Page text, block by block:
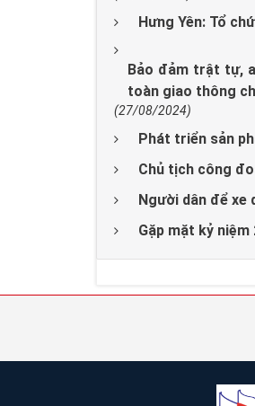
Hưng Yên: Tổ
Bảo đảm trật tự,
toàn giao thông
(27/08/2024)
Phát triển sản
Chủ tịch công
Người dân để
Gặp mặt kỷ niệm